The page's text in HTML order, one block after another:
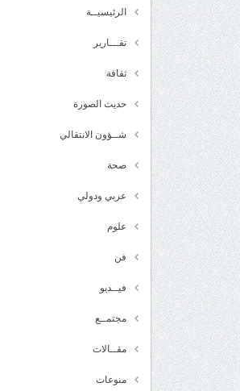
الرئيسيــة
تقـــارير
ثقافة
حديث الصورة
شــؤون الانتقالي
صحة
عربي ودولي
علوم
فن
فيــديو
مجتمــع
مقــالات
منوعات